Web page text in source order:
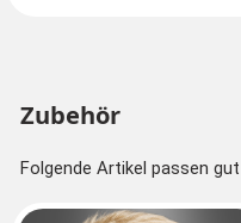
Zubehör
Folgende Artikel passen